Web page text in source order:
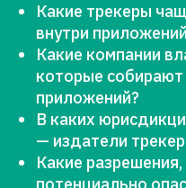
Какие трекеры
внутри
Какие компании
которые
приложений?
В каких
— издатели
Какие